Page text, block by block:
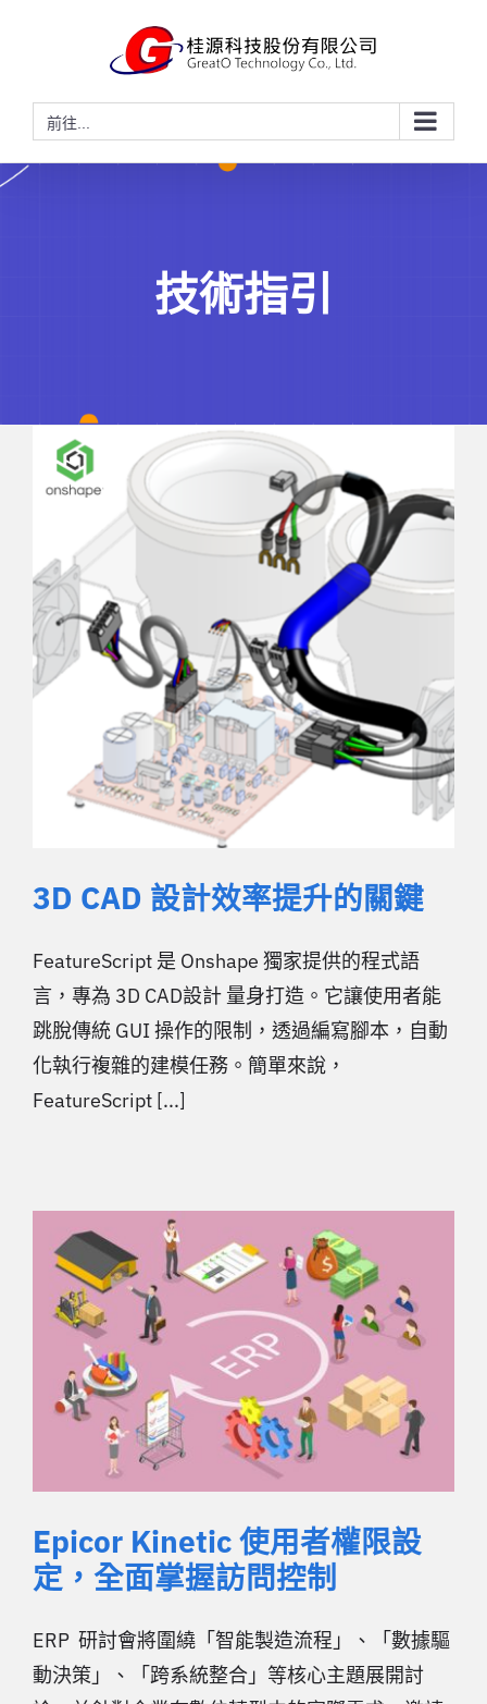
前往...
技術指引
3D CAD 設計效率提升的關鍵
FeatureScript 是 Onshape 獨家提供的程式語
言，專為 3D CAD設計 量身打造。它讓使用者能
跳脫傳統 GUI 操作的限制，透過編寫腳本，自動
化執行複雜的建模任務。簡單來說，
FeatureScript [...]
Epicor Kinetic 使用者權限設
定，全面掌握訪問控制
ERP 研討會將圍繞「智能製造流程」、「數據驅
動決策」、「跨系統整合」等核心主題展開討